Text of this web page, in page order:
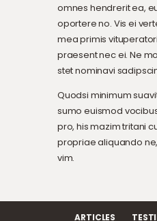
omnes hendrerit ea,
oportere no. Vis ei
mea primis
praesent nec ei. Ne
stet nominavi
Quodsi minimum
sumo euismod
pro, his mazim tritani
propriae aliquando
vim.
ARTICLES